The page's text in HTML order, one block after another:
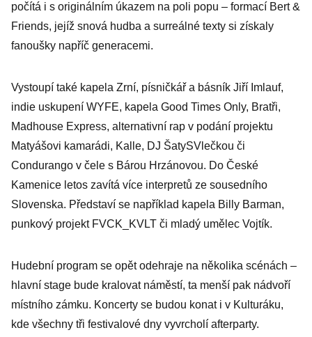
počítá i s originálním úkazem na poli popu – formací Bert &
Friends, jejíž snová hudba a surreálné texty si získaly
fanoušky napříč generacemi.
Vystoupí také kapela Zrní, písničkář a básník Jiří Imlauf,
indie uskupení WYFE, kapela Good Times Only, Bratři,
Madhouse Express, alternativní rap v podání projektu
Matyášovi kamarádi, Kalle, DJ ŠatySVlečkou či
Condurango v čele s Bárou Hrzánovou. Do České
Kamenice letos zavítá více interpretů ze sousedního
Slovenska. Představí se například kapela Billy Barman,
punkový projekt FVCK_KVLT či mladý umělec Vojtík.
Hudební program se opět odehraje na několika scénách –
hlavní stage bude kralovat náměstí, ta menší pak nádvoří
místního zámku. Koncerty se budou konat i v Kulturáku,
kde všechny tři festivalové dny vyvrcholí afterparty.